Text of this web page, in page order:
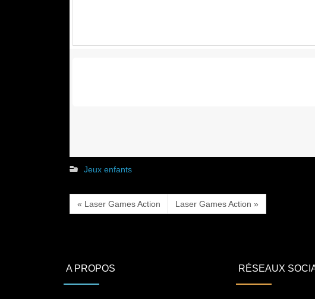
Jeux enfants
« Laser Games Action Laser Games Action »
A PROPOS RÉSEAUX